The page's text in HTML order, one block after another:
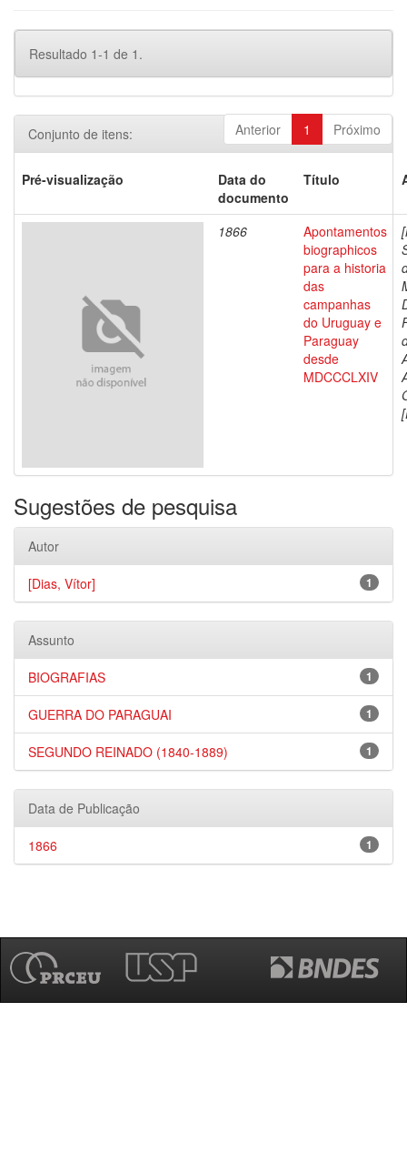
Resultado 1-1 de 1.
Anterior 1 Próximo
Conjunto de itens:
Pré-visualização
Data do
documento
Título
1866
Apontamentos
biographicos
para a historia
das
campanhas
do Uruguay e
Paraguay
desde
MDCCCLXIV
Sugestões de pesquisa
Autor
1
[Dias, Vítor]
Assunto
1
BIOGRAFIAS
1
GUERRA DO PARAGUAI
1
SEGUNDO REINADO (1840-1889)
Data de Publicação
1
1866